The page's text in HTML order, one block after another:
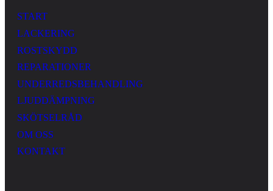
START
LACKERING
ROSTSKYDD
REPARATIONER
UNDERREDSBEHANDLING
LJUDDÄMPNING
SKÖTSELRÅD
OM OSS
KONTAKT